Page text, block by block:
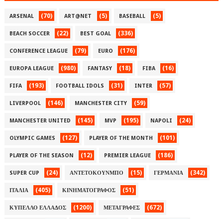
ARSENAL (70) ART@NET (5) BASEBALL (5)
BEACH SOCCER (22) BEST GOAL (336)
CONFERENCE LEAGUE (79) EURO (176)
EUROPA LEAGUE (980) FANTASY (18) FIBA (16)
FIFA (193) FOOTBALL IDOLS (31) INTER (57)
LIVERPOOL (146) MANCHESTER CITY (59)
MANCHESTER UNITED (145) MVP (195) NAPOLI (24)
OLYMPIC GAMES (127) PLAYER OF THE MONTH (101)
PLAYER OF THE SEASON (12) PREMIER LEAGUE (186)
SUPER CUP (24) ΑΝΤΕΤΟΚΟΥΝΜΠΟ (15) ΓΕΡΜΑΝΙΑ (342)
ΙΤΑΛΙΑ (405) ΚΙΝΗΜΑΤΟΓΡΑΦΟΣ (51)
ΚΥΠΕΛΛΟ ΕΛΛΑΔΟΣ (1200) ΜΕΤΑΓΡΑΦΕΣ (672)